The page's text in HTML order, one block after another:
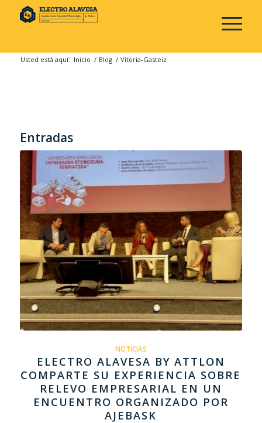
Usted está aquí: Inicio / Blog / Vitoria-Gasteiz
Entradas
NOTICIAS
ELECTRO ALAVESA BY ATTLON
COMPARTE SU EXPERIENCIA SOBRE
RELEVO EMPRESARIAL EN UN
ENCUENTRO ORGANIZADO POR
AJEBASK